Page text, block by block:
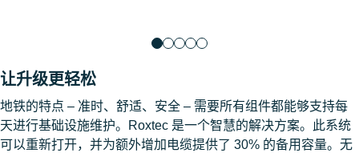
让升级更轻松
地铁的特点 – 准时、舒适、安全 – 需要所有组件都能够支持每
天进行基础设施维护。Roxtec 是一个智慧的解决方案。此系统
可以重新打开，并为额外增加电缆提供了 30% 的备用容量。无